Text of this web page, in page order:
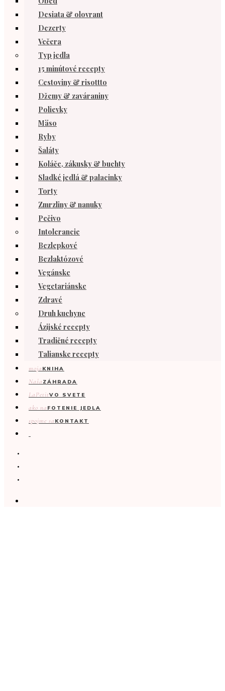
Desiata & olovrant
Dezerty
Večera
Typ jedla
15 minútové recepty
Cestoviny & risottto
Džemy & zaváraniny
Polievky
Mäso
Ryby
Šaláty
Koláče, zákusky & buchty
Sladké jedlá & palacinky
Torty
Zmrzliny & nanuky
Pečivo
Intolerancie
Bezlepkové
Bezlaktózové
Vegánske
Vegetariánske
Zdravé
Druh kuchyne
Ázijské recepty
Tradičné recepty
Talianske recepty
moja KNIHA
Naša ZÁHRADA
LaPetitVO SVETE
ako na FOTENIE JEDLA
spojme sa KONTAKT